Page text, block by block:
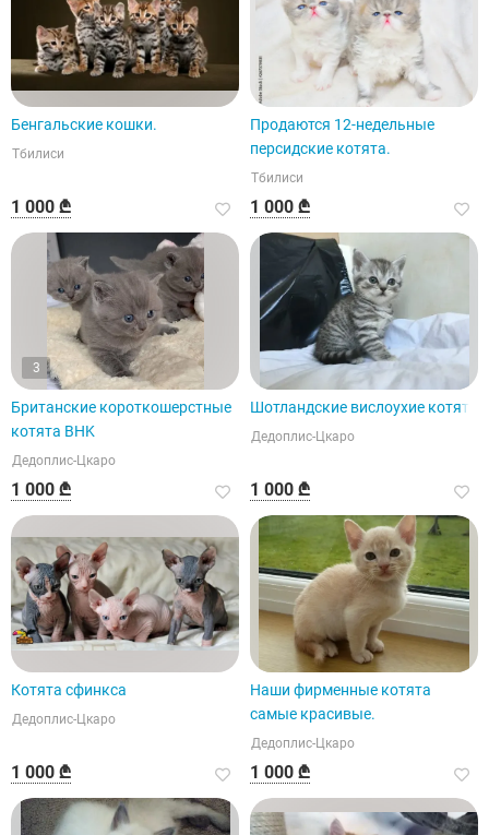
Бенгальские кошки.
Тбилиси
1 000 ₾
Продаются 12-недельные
персидские котята.
Тбилиси
1 000 ₾
3
Британские короткошерстные
котята BHK
Дедоплис-Цкаро
1 000 ₾
Шотландские вислоухие котята
Дедоплис-Цкаро
1 000 ₾
Котята сфинкса
Дедоплис-Цкаро
1 000 ₾
Наши фирменные котята
самые красивые.
Дедоплис-Цкаро
1 000 ₾